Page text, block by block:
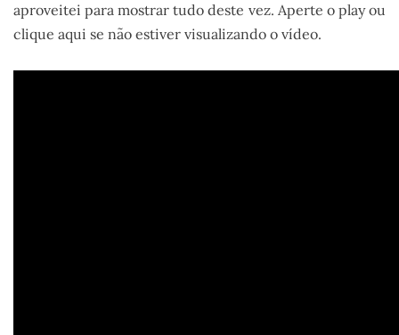
aproveitei para mostrar tudo deste vez. Aperte o play ou
clique aqui se não estiver visualizando o vídeo.